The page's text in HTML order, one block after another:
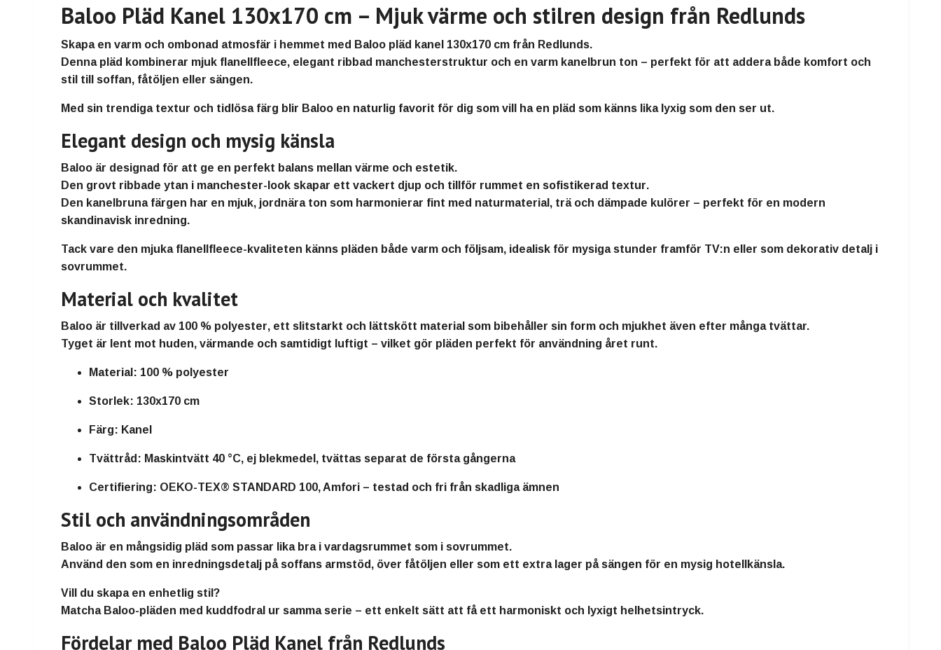
Baloo Pläd Kanel 130x170 cm – Mjuk värme och stilren design från Redlunds
Skapa en varm och ombonad atmosfär i hemmet med Baloo pläd kanel 130x170 cm från Redlunds.
Denna pläd kombinerar mjuk flanellfleece, elegant ribbad manchesterstruktur och en varm kanelbrun ton – perfekt för att addera både komfort och
stil till soffan, fåtöljen eller sängen.
Med sin trendiga textur och tidlösa färg blir Baloo en naturlig favorit för dig som vill ha en pläd som känns lika lyxig som den ser ut.
Elegant design och mysig känsla
Baloo är designad för att ge en perfekt balans mellan värme och estetik.
Den grovt ribbade ytan i manchester-look skapar ett vackert djup och tillför rummet en sofistikerad textur.
Den kanelbruna färgen har en mjuk, jordnära ton som harmonierar fint med naturmaterial, trä och dämpade kulörer – perfekt för en modern
skandinavisk inredning.
Tack vare den mjuka flanellfleece-kvaliteten känns pläden både varm och följsam, idealisk för mysiga stunder framför TV:n eller som dekorativ detalj i
sovrummet.
Material och kvalitet
Baloo är tillverkad av 100 % polyester, ett slitstarkt och lättskött material som bibehåller sin form och mjukhet även efter många tvättar.
Tyget är lent mot huden, värmande och samtidigt luftigt – vilket gör pläden perfekt för användning året runt.
Material: 100 % polyester
Storlek: 130x170 cm
Färg: Kanel
Tvättråd: Maskintvätt 40 °C, ej blekmedel, tvättas separat de första gångerna
Certifiering: OEKO-TEX® STANDARD 100, Amfori – testad och fri från skadliga ämnen
Stil och användningsområden
Baloo är en mångsidig pläd som passar lika bra i vardagsrummet som i sovrummet.
Använd den som en inredningsdetalj på soffans armstöd, över fåtöljen eller som ett extra lager på sängen för en mysig hotellkänsla.
Vill du skapa en enhetlig stil?
Matcha Baloo-pläden med kuddfodral ur samma serie – ett enkelt sätt att få ett harmoniskt och lyxigt helhetsintryck.
Fördelar med Baloo Pläd Kanel från Redlunds